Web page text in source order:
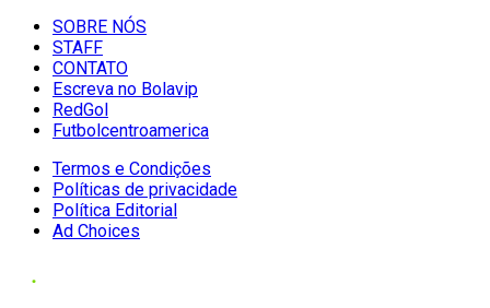
SOBRE NÓS
STAFF
CONTATO
Escreva no Bolavip
RedGol
Futbolcentroamerica
Termos e Condições
Políticas de privacidade
Política Editorial
Ad Choices